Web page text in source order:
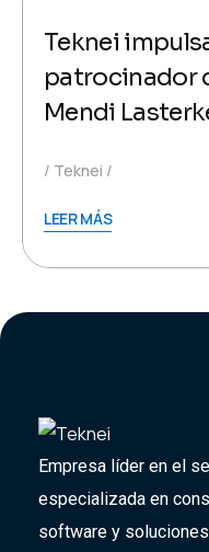
Teknei
patrocinador
Mendi
Teknei
LEER MÁS
Empresa líder en el
especializada en
software y